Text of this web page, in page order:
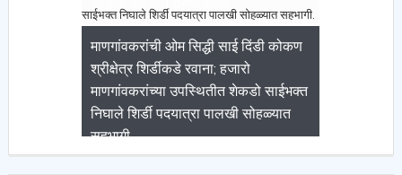
माणगांवकरांची ओम सिद्धी साई दिंडी कोकण
श्रीक्षेत्र शिर्डीकडे रवाना; हजारो
माणगांवकरांच्या उपस्थितीत शेकडो साईभक्त
निघाले शिर्डी पदयात्रा पालखी सोहळ्यात
सहभागी.